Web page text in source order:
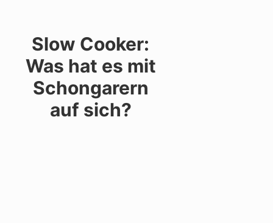
Slow Cooker:
Was hat es mit
Schongarern
auf sich?